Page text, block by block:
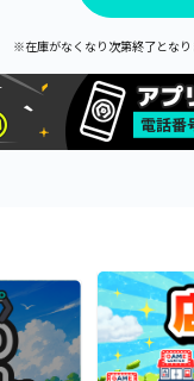
※在庫がなくなり次第終了となり